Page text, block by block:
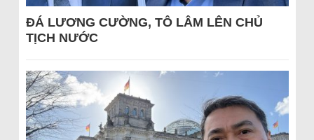
ĐÁ LƯƠNG CƯỜNG, TÔ LÂM LÊN CHỦ
TỊCH NƯỚC